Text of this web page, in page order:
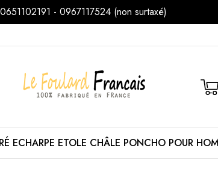
0651102191 - 0967117524 (non surtaxé)
ECHARPE ETOLE CHÂLE PONCHO POUR